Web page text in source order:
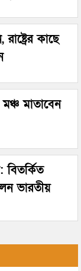
কাছে
মাতাবেন
ভারতীয়